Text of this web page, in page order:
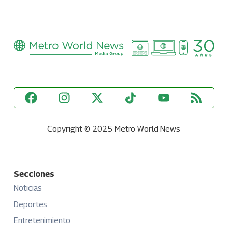
Copyright © 2025 Metro World News
Secciones
Noticias
Deportes
Entretenimiento